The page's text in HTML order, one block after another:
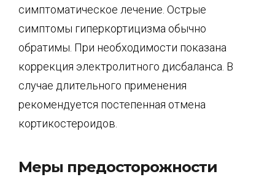
симптоматическое лечение. Острые
симптомы гиперкортицизма обычно
обратимы. При необходимости показана
коррекция электролитного дисбаланса. В
случае длительного применения
рекомендуется постепенная отмена
кортикостероидов.
Меры предосторожности